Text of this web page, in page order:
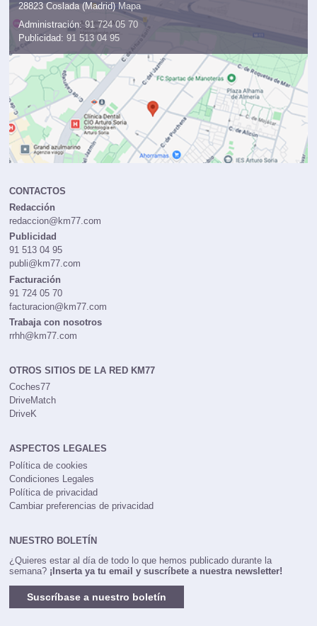
28823 Coslada (Madrid) Mapa
Administración: 91 724 05 70
Publicidad: 91 513 04 95
CONTACTOS
Redacción
redaccion@km77.com
Publicidad
91 513 04 95
publi@km77.com
Facturación
91 724 05 70
facturacion@km77.com
Trabaja con nosotros
rrhh@km77.com
OTROS SITIOS DE LA RED KM77
Coches77
DriveMatch
DriveK
ASPECTOS LEGALES
Política de cookies
Condiciones Legales
Política de privacidad
Cambiar preferencias de privacidad
NUESTRO BOLETÍN
¿Quieres estar al día de todo lo que hemos publicado durante la
semana? ¡Inserta ya tu email y suscríbete a nuestra newsletter!
Suscríbase a nuestro boletín